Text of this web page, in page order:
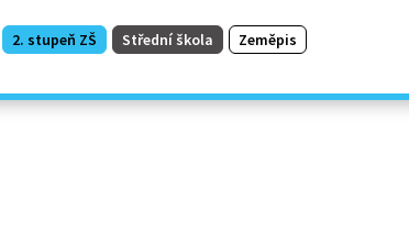
2. stupeň ZŠ Střední škola Zeměpis